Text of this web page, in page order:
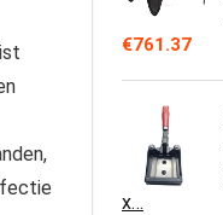
€761.37
x…